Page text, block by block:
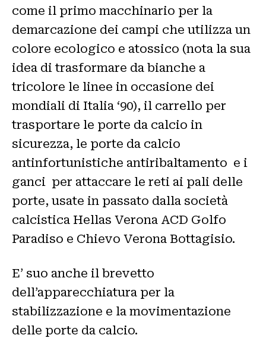
come il primo macchinario per la
demarcazione dei campi che utilizza un
colore ecologico e atossico (nota la sua
idea di trasformare da bianche a
tricolore le linee in occasione dei
mondiali di Italia ‘90), il carrello per
trasportare le porte da calcio in
sicurezza, le porte da calcio
antinfortunistiche antiribaltamento e i
ganci per attaccare le reti ai pali delle
porte, usate in passato dalla società
calcistica Hellas Verona ACD Golfo
Paradiso e Chievo Verona Bottagisio.
E’ suo anche il brevetto
dell’apparecchiatura per la
stabilizzazione e la movimentazione
delle porte da calcio.